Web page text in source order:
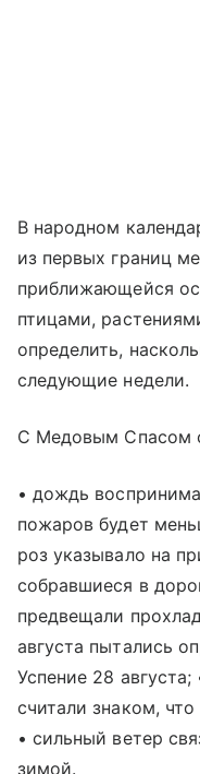
В народном
из первых границ
приближающейся
птицами,
определить,
следующие недели.
С Медовым Спасом
• дождь
пожаров будет
роз указывало на
собравшиеся в
предвещали
августа пытались
Успение 28
считали знаком,
• сильный ветер
зимой.